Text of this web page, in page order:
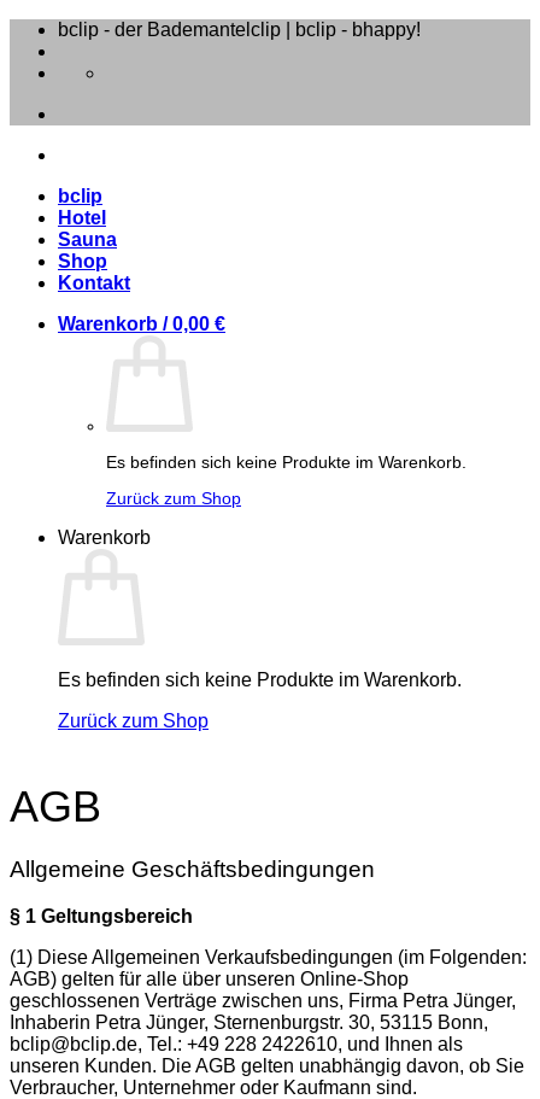
Zum
Inhalt
springen
bclip - der Bademantelclip | bclip - bhappy!
bclip
Hotel
Sauna
Shop
Kontakt
Warenkorb /0,00 €
Es befinden sich keine Produkte im Warenkorb.
Zurück zum Shop
Warenkorb
Es befinden sich keine Produkte im Warenkorb.
Zurück zum Shop
AGB
Allgemeine Geschäftsbedingungen
§ 1 Geltungsbereich
(1) Diese Allgemeinen Verkaufsbedingungen (im Folgenden:
AGB) gelten für alle über unseren Online-Shop
geschlossenen Verträge zwischen uns, Firma Petra Jünger,
Inhaberin Petra Jünger, Sternenburgstr. 30, 53115 Bonn,
bclip@bclip.de, Tel.: +49 228 2422610, und Ihnen als
unseren Kunden. Die AGB gelten unabhängig davon, ob Sie
Verbraucher, Unternehmer oder Kaufmann sind.